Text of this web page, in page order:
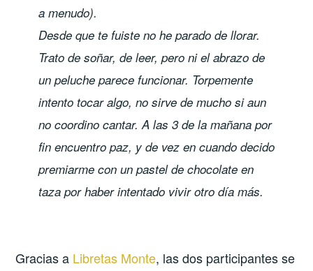
a menudo).
Desde que te fuiste no he parado de llorar.
Trato de soñar, de leer, pero ni el abrazo de
un peluche parece funcionar. Torpemente
intento tocar algo, no sirve de mucho si aun
no coordino cantar. A las 3 de la mañana por
fin encuentro paz, y de vez en cuando decido
premiarme con un pastel de chocolate en
taza por haber intentado vivir otro día más.
Gracias a Libretas Monte, las dos participantes se